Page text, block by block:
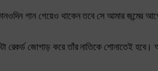
কোনওদিন গান গেয়েও থাকেন তবে সে আমার
রেকর্ড জোগাড় করে তাঁর নাতিকে শোনাতেই হবে।